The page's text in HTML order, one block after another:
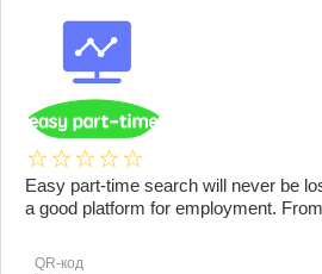
Easy part-time search will never be
a good platform for employment.
QR-код